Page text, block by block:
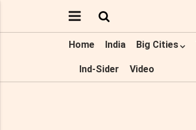
Home India Big Cities
Ind-Sider Video